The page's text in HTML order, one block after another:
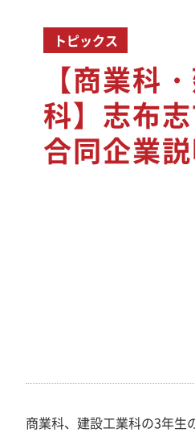
トピックス
【商業科
科】志布
合同企業
商業科、建設工業科の3年生